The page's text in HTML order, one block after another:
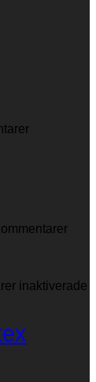
inaktiverade